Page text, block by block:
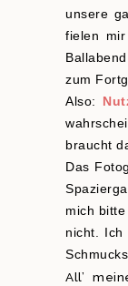
unsere
fielen
zum
Also:
braucht
Das
mich
nicht. Ich
All’